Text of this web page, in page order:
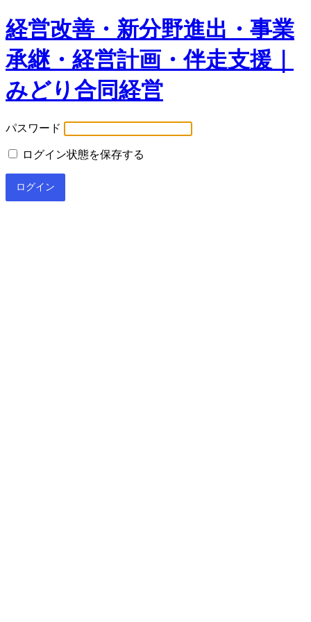
経営改善・新分野進出・事業
承継・経営計画・伴走支援｜
みどり合同経営
パスワード
ログイン状態を保存する